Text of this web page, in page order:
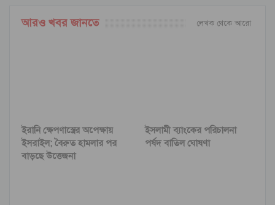
আরও খবর জানতে লেখক থেকে আরো
ইরানি ক্ষেপণাস্ত্রের অপেক্ষায়
ইসরাইল; বৈরুত হামলার পর
বাড়ছে উত্তেজনা
ইসলামী ব্যাংকের পরিচালনা
পর্ষদ বাতিল ঘোষণা